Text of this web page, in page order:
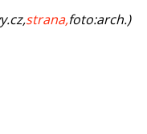
strana,foto:arch.)